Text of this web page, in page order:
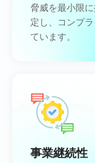
脅威を最小限
定し、コンプ
ています。
事業継続性